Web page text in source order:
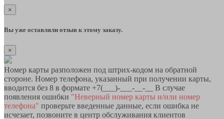
×
Вы уже оставляли отзыв к этому заказу.
×
Номер карты разположен под штрих-кодом на обратной
стороне. Номер телефона, указанный при получении карты,
вводится без 8 в формате +7(___)-___-__-__ В случае
появления ошибки "Неверный номер карты и/или номер
телефона" проверьте введенные данные, если ошибка не
исчезает, позвоните в центр обслуживания клиентов